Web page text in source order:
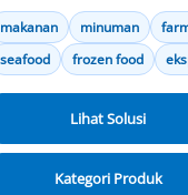
makanan minuman
seafood
frozen food
Lihat Solusi
Kategori Produk